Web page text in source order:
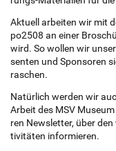
Ak­tu­ell ar­bei­ten wir mit
po2508 an einer
wird. So wol­len wir
sen­ten und Spon­so­ren
ra­schen.
Na­tür­lich wer­den wir
Ar­beit des MSV
ren Newslet­ter, über
ti­vi­tä­ten in­for­mie­ren.